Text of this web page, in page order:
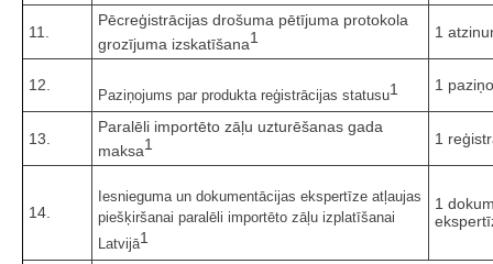
11.
Pēcreģistrācijas drošuma pētījuma protokola
grozījuma izskatīšana1 1
12.
Paziņojums par produkta reģistrācijas statusu1 1
13.
Paralēli importēto zāļu uzturēšanas gada
maksa1 1
14.
Iesnieguma un dokumentācijas ekspertīze atļaujas
piešķiršanai paralēli importēto zāļu izplatīšanai
Latvijā1
1